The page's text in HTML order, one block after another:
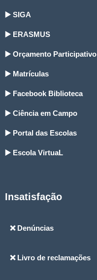
▶️ SIGA
▶️ ERASMUS
▶️ Orçamento Participativo
▶️ Matrículas
▶️ Facebook Biblioteca
▶️ Ciência em Campo
▶️ Portal das Escolas
▶️ Escola VirtuaL
Insatisfação
❌ Denúncias
❌ Livro de reclamações